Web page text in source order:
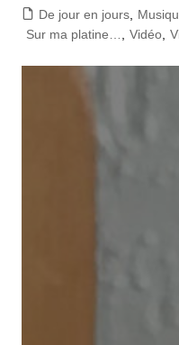
De jour en jours,
Sur ma platine…
Vidéo,